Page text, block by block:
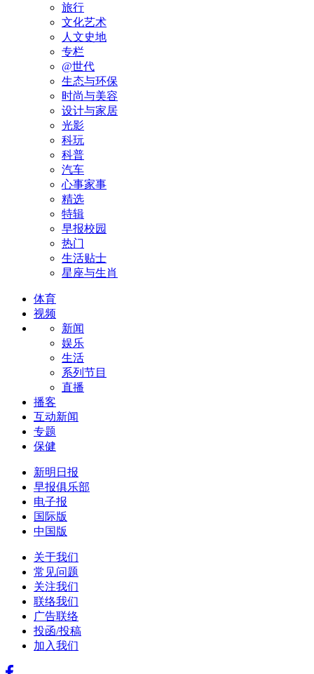
旅行
文化艺术
人文史地
专栏
@世代
生态与环保
时尚与美容
设计与家居
光影
科玩
科普
汽车
心事家事
精选
特辑
早报校园
热门
生活贴士
星座与生肖
体育
视频
新闻
娱乐
生活
系列节目
直播
播客
互动新闻
专题
保健
新明日报
早报俱乐部
电子报
国际版
中国版
关于我们
常见问题
关注我们
联络我们
广告联络
投函/投稿
加入我们